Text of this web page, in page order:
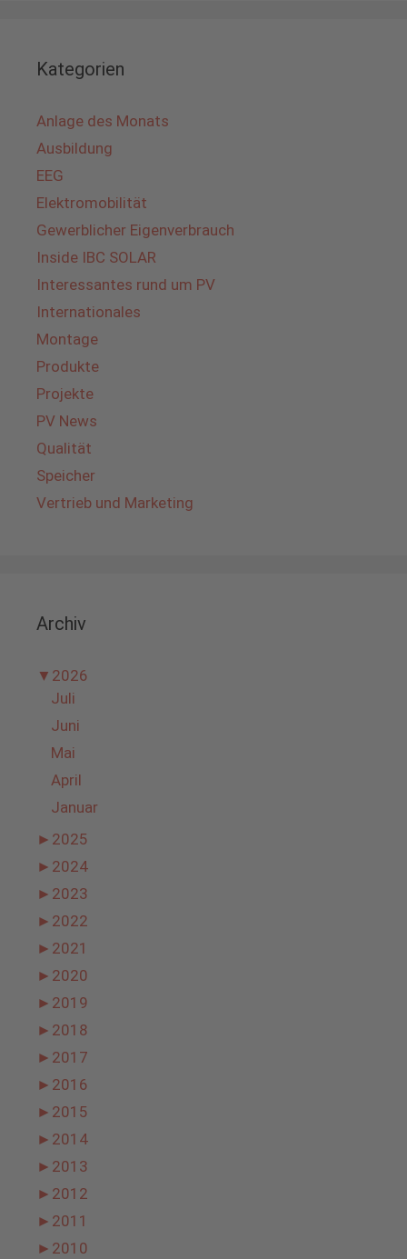
Kategorien
Anlage des Monats
Ausbildung
EEG
Elektromobilität
Gewerblicher Eigenverbrauch
Inside IBC SOLAR
Interessantes rund um PV
Internationales
Montage
Produkte
Projekte
PV News
Qualität
Speicher
Vertrieb und Marketing
Archiv
▼ 2026
Juli
Juni
Mai
April
Januar
► 2025
► 2024
► 2023
► 2022
► 2021
► 2020
► 2019
► 2018
► 2017
► 2016
► 2015
► 2014
► 2013
► 2012
► 2011
► 2010